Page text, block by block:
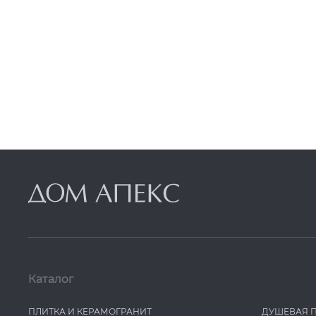
Ideal Standard
Iris
Каталог
ПЛИТКА И КЕРАМОГРАНИТ ДУШЕВАЯ